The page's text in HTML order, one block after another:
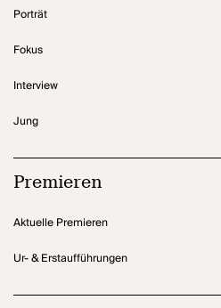
Porträt
Fokus
Interview
Jung
Premieren
Aktuelle Premieren
Ur- & Erstaufführungen